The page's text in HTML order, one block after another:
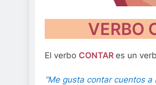
VERBO
El verbo CONTAR es un
“Me gusta contar cuentos